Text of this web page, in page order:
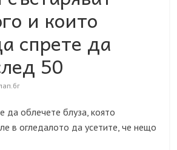
и които
спрете да
50
да облечете блуза, която
в огледалото да усетите, че нещо